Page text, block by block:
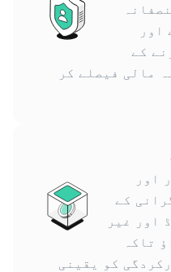
اور
کے
مالی فیصلے کر
اور
کے
اور غیر
تاکہ
کو یقینی